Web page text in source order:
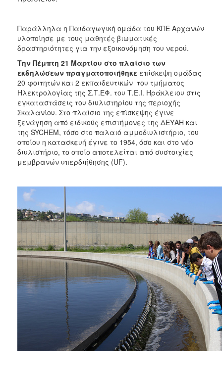
Παράλληλα η Παιδαγωγική ομάδα του ΚΠΕ Αρχανών
υλοποίησε με τους μαθητές βιωματικές
δραστηριότητες για την εξοικονόμηση του νερού.
Την Πέμπτη 21 Μαρτίου στο πλαίσιο των
εκδηλώσεων πραγματοποιήθηκε επίσκεψη ομάδας
20 φοιτητών και 2 εκπαιδευτικών του τμήματος
Ηλεκτρολογίας της Σ.Τ.ΕΦ. του Τ.Ε.Ι. Ηράκλειου στις
εγκαταστάσεις του διυλιστηρίου της περιοχής
Σκαλανίου. Στο πλαίσιο της επίσκεψης έγινε
ξενάγηση από ειδικούς επιστήμονες της ΔΕΥΑΗ και
της SYCHEM, τόσο στο παλαιό αμμοδιυλιστήριο, του
οποίου η κατασκευή έγινε το 1954, όσο και στο νέο
διυλιστήριο, το οποίο αποτελείται από συστοιχίες
μεμβρανών υπερδιήθησης (UF).